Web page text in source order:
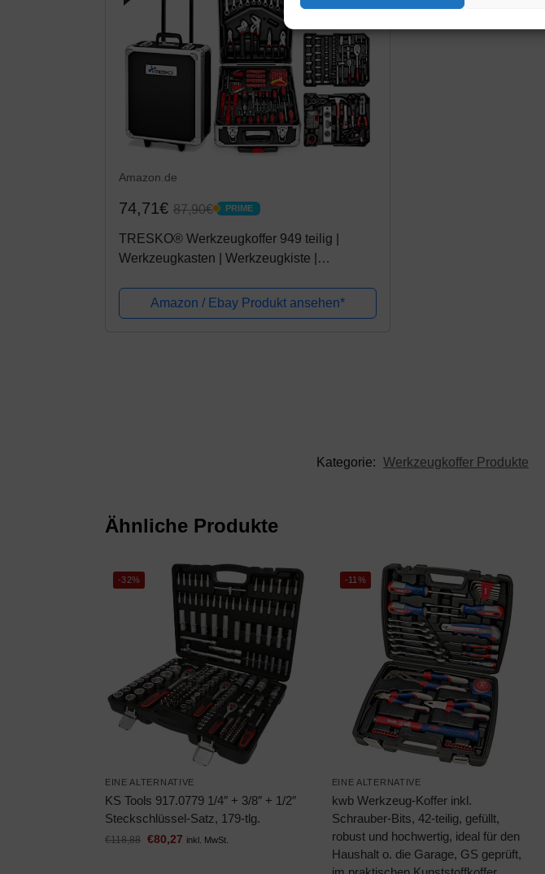
Amazon.de
74,71€ 87,90€ PRIME
PRIME
TRESKO® Werkzeugkoffer 949 teilig |
Werkzeugkasten | Werkzeugkiste |
Werkzeug-Trolley | Chrom-Vanadium Stahl
Amazon / Ebay Produkt ansehen*
Kategorie: Werkzeugkoffer Produkte
Ähnliche Produkte
-32%
EINE ALTERNATIVE
KS Tools 917.0779 1/4″ + 3/8″ + 1/2″
Steckschlüssel-Satz, 179-tlg.
€118,88 €80,27 inkl. MwSt.
-11%
EINE ALTERNATIVE
kwb Werkzeug-Koffer inkl.
Schrauber-Bits, 42-teilig, gefüllt,
robust und hochwertig, ideal für den
Haushalt o. die Garage, GS geprüft,